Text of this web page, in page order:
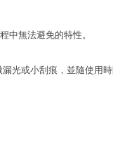
中無法避免的特性。
光或小刮痕，並隨使用